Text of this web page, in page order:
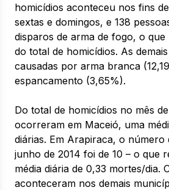
homicídios aconteceu nos fins
sextas e domingos, e 138
disparos de arma de fogo, o
do total de homicídios. As
causadas por arma branca
espancamento (3,65%).
Do total de homicídios no mês
ocorreram em Maceió, uma
diárias. Em Arapiraca, o número
junho de 2014 foi de 10 – o que
média diária de 0,33 mortes/dia.
aconteceram nos demais